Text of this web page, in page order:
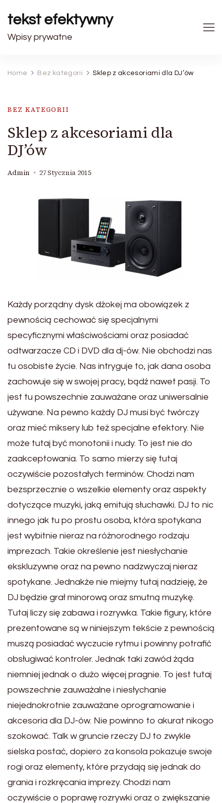
tekst efektywny
Wpisy prywatne
Home Bez kategorii Sklep z akcesoriami dla DJ’ów
BEZ KATEGORII
Sklep z akcesoriami dla
DJ’ów
Admin 27 Stycznia 2015
Każdy porządny dysk dżokej ma obowiązek z
pewnością cechować się specjalnymi
specyficznymi właściwościami oraz posiadać
odtwarzacze CD i DVD dla dj-ów. Nie obchodzi nas
tu osobiste życie. Nas intryguje to, jak dana osoba
zachowuje się w swojej pracy, bądź nawet pasji. To
jest tu powszechnie zauważane oraz uniwersalnie
używane. Na pewno każdy DJ musi być twórczy
oraz mieć miksery lub też specjalne efektory. Nie
może tutaj być monotonii i nudy. To jest nie do
zaakceptowania. To samo mierzy się tutaj
oczywiście pozostałych terminów. Chodzi nam
bezsprzecznie o wszelkie elementy oraz aspekty
dotyczące muzyki, jaką emitują słuchawki. DJ to nic
innego jak tu po prostu osoba, która spotykana
jest wybitnie nieraz na różnorodnego rodzaju
imprezach. Takie określenie jest niesłychanie
ekskluzywne oraz na pewno nadzwyczaj nieraz
spotykane. Jednakże nie miejmy tutaj nadzieję, że
DJ będzie grał minorową oraz smutną muzykę.
Tutaj liczy się zabawa i rozrywka. Takie figury, które
prezentowane są w niniejszym tekście z pewnością
muszą posiadać wyczucie rytmu i powinny potrafić
obsługiwać kontroler. Jednak taki zawód żąda
niemniej jednak o dużo więcej pragnie. To jest tutaj
powszechnie zauważalne i niesłychanie
niejednokrotnie zauważane oprogramowanie i
akcesoria dla DJ-ów. Nie powinno to akurat nikogo
szokować. Talk w gruncie rzeczy DJ to zwykle
sielska postać, dopiero za konsola pokazuje swoje
rogi oraz elementy, które przydają się jednak do
grania i rozkręcania imprezy. Chodzi nam
oczywiście o poprawę rozrywki oraz o zwiększanie